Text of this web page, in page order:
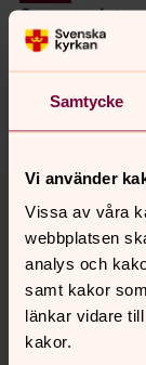
Samtycke
Vi använder
Vissa av våra
webbplatsen
analys och
samt kakor
länkar vidare
kakor.
innehåll?
Dela
Tillbaka till
Tillbaka till
Kontakt